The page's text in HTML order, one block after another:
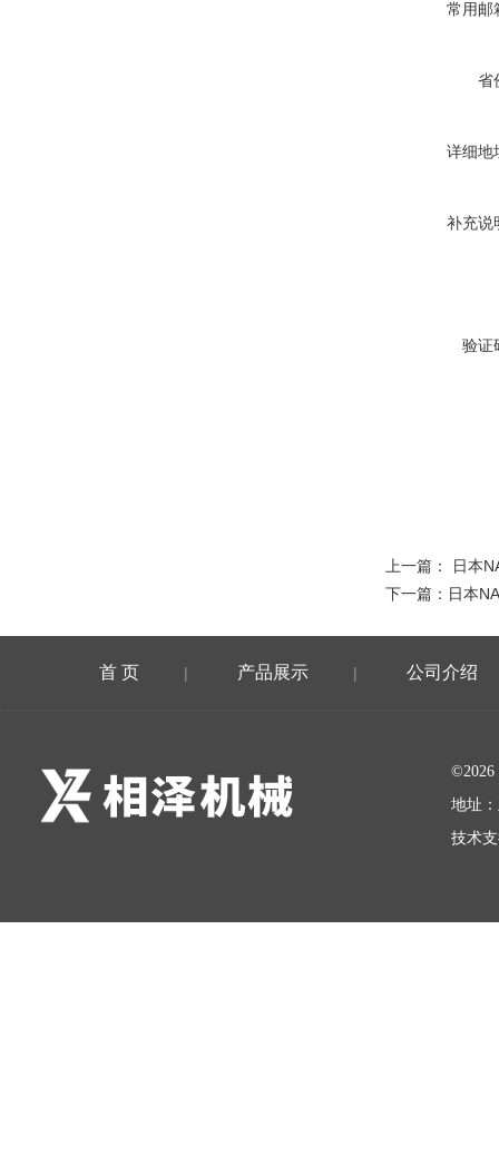
常用邮
省
详细地
补充说
验证
上一篇：
日本
下一篇： 日本
首 页 | 产品展示 | 公司介绍
地址
技术